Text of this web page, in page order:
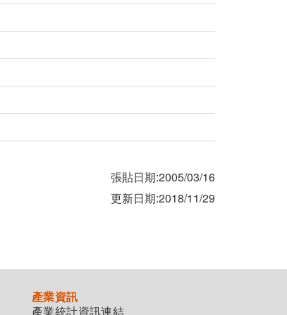
張貼日期:2005/03/16
更新日期:2018/11/29
產業資訊
產業統計資訊連結